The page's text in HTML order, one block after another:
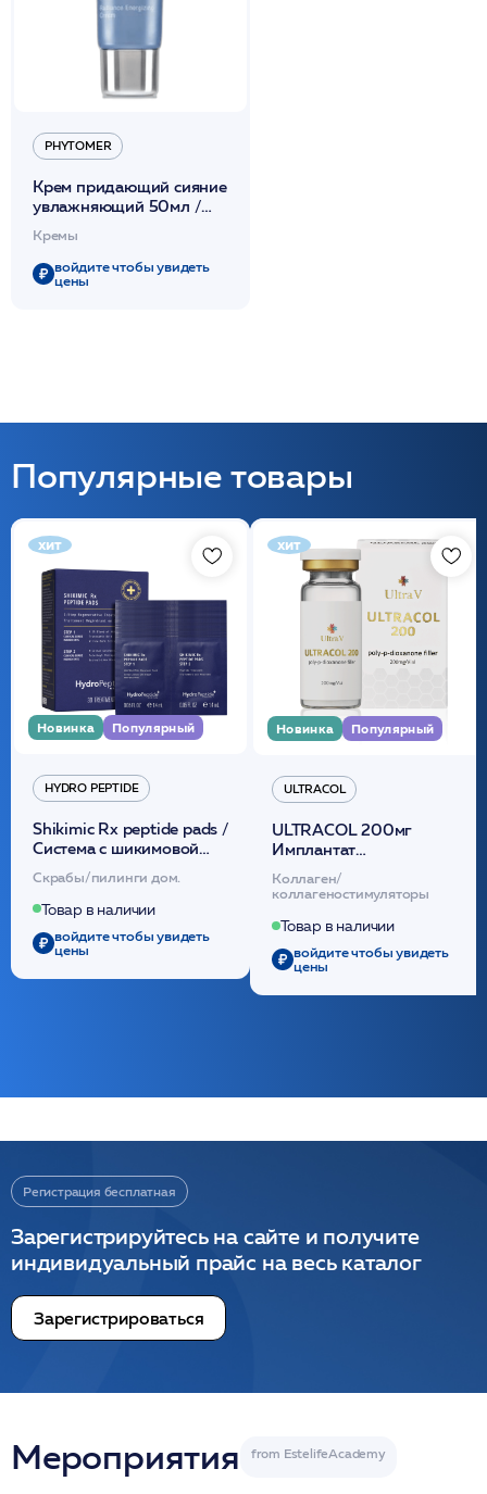
PHYTOMER
Крем придающий сияние
увлажняющий 50мл /
Кремы
войдите чтобы увидеть
цены
Популярные товары
хит
Новинка Популярный
HYDRO PEPTIDE
Shikimic Rx peptide pads /
Cистема с шикимовой
кислотой обновляющая
(30шт) /HP
Скрабы/пилинги дом.
Товар в наличии
войдите чтобы увидеть
цены
хит
Новинка Популярный
ULTRACOL
ULTRACOL 200мг
Имплантат
внутридермальный,
стерильный на основе
полидиоксанона
/ULTRACOL
Коллаген/
коллагеностимуляторы
Товар в наличии
войдите чтобы увидеть
цены
Регистрация бесплатная
Зарегистрируйтесь на сайте и получите
индивидуальный прайс на весь каталог
Зарегистрироваться
Мероприятия